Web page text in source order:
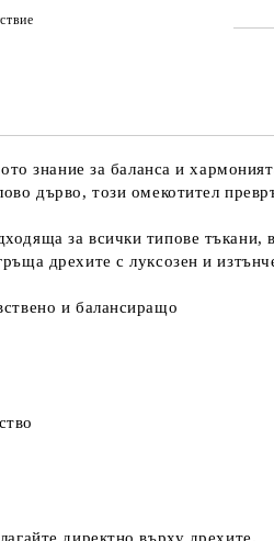
знание за баланса и
дърво, този омекотител
за всички типове
дрехите с луксозен и
и балансиращо